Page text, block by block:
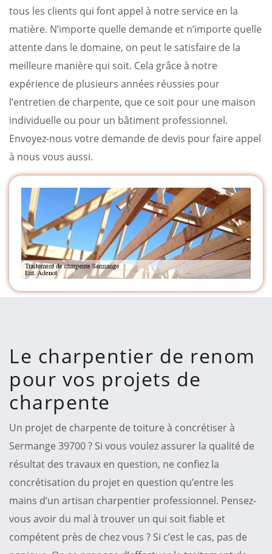
tous les clients qui font appel à notre service en la
matière. N’importe quelle demande et n’importe quelle
attente dans le domaine, on peut le satisfaire de la
meilleure manière qui soit. Cela grâce à notre
expérience de plusieurs années réussies pour
l’entretien de charpente, que ce soit pour une maison
individuelle ou pour un bâtiment professionnel.
Envoyez-nous votre demande de devis pour faire appel
à nous vous aussi.
Le charpentier de renom
pour vos projets de
charpente
Un projet de charpente de toiture à concrétiser à
Sermange 39700 ? Si vous voulez assurer la qualité de
résultat des travaux en question, ne confiez la
concrétisation du projet en question qu’entre les
mains d’un artisan charpentier professionnel. Pensez-
vous avoir du mal à trouver un qui soit fiable et
compétent près de chez vous ? Si c’est le cas, pas de